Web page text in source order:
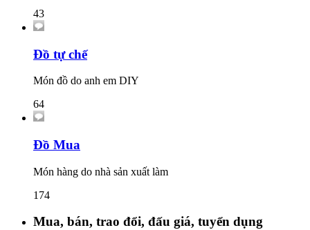
43
Đồ tự chế
Món đồ do anh em DIY
64
Đồ Mua
Món hàng do nhà sản xuất làm
174
Mua, bán, trao đổi, đấu giá, tuyển dụng